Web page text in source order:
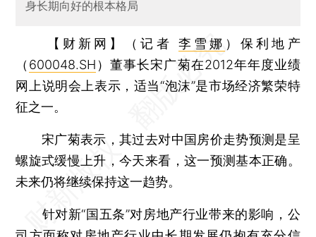
身长期向好的根本格局
【财新网】（记者 李雪娜 ）保利地产
（ 600048.SH ）董事长宋广菊在2012年年度业绩
网上说明会上表示，适当“泡沫”是市场经济繁荣特
征之一。
宋广菊表示，其过去对中国房价走势预测是呈
螺旋式缓慢上升，今天来看，这一预测基本正确。
未来仍将继续保持这一趋势。
针对新“国五条”对房地产行业带来的影响，公